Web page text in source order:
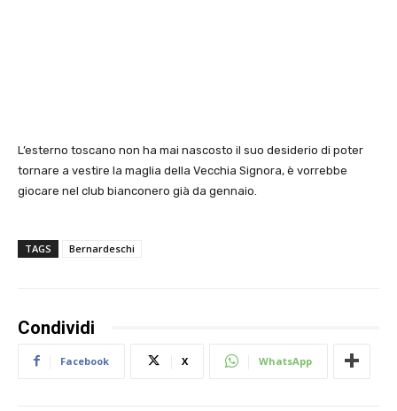
L’esterno toscano non ha mai nascosto il suo desiderio di poter
tornare a vestire la maglia della Vecchia Signora, è vorrebbe
giocare nel club bianconero già da gennaio.
TAGS Bernardeschi
Condividi
Facebook X WhatsApp